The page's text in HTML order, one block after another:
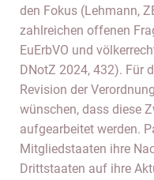
den Fokus (Lehmann,
zahlreichen offenen
EuErbVO und
DNotZ 2024, 432). Für
Revision der
wünschen, dass diese
aufgearbeitet werden.
Mitgliedstaaten ihre
Drittstaaten auf ihre